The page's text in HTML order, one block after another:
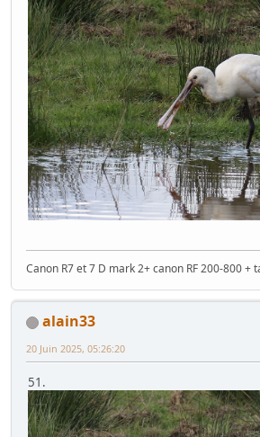
Canon R7 et 7 D mark 2+ canon RF 200-800
alain33
20 Juin 2025, 05:26:20
51.